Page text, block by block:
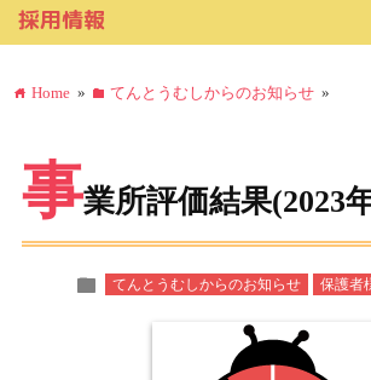
採用情報
homeHome » folderてんとうむしからのお知らせ »
事業所評価結果(2023
folder てんとうむしからのお知らせ 保護者